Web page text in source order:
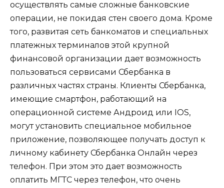
осуществлять самые сложные банковские
операции, не покидая стен своего дома. Кроме
того, развитая сеть банкоматов и специальных
платежных терминалов этой крупной
финансовой организации дает возможность
пользоваться сервисами Сбербанка в
различных частях страны. Клиенты Сбербанка,
имеющие смартфон, работающий на
операционной системе Андроид или IOS,
могут установить специальное мобильное
приложение, позволяющее получать доступ к
личному кабинету Сбербанка Онлайн через
телефон. При этом это дает возможность
оплатить МГТС через телефон, что очень